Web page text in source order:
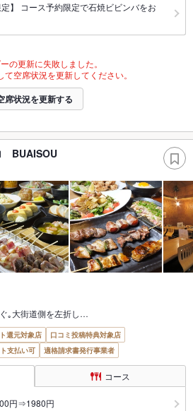
】 コース予約限定で石焼ビビンバをお
の更新に失敗しました。
空席状況を更新してください。
席状況を更新する
BUAISOU
｡大街道側を左折し…
還元対象店
口コミ投稿特典対象店
支払い可 適格請求書発行事業者
コース
円⇒1980円